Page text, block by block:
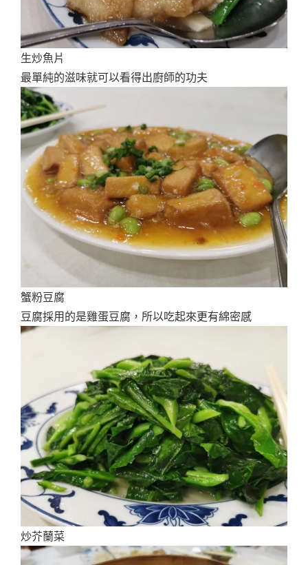
生炒魚片
最單純的滋味就可以看得出廚師的功夫
蟹粉豆腐
豆腐採用的是雞蛋豆腐，所以吃起來更有綿密感
炒芥蘭菜